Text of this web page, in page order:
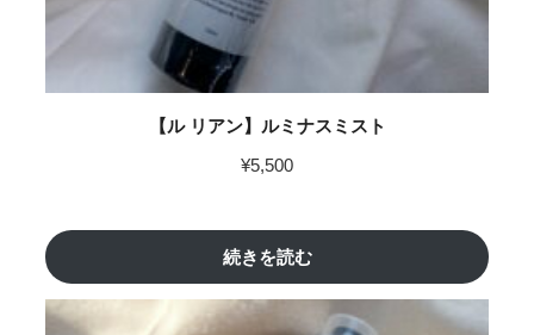
【ル リアン】ルミナスミスト
¥5,500
続きを読む